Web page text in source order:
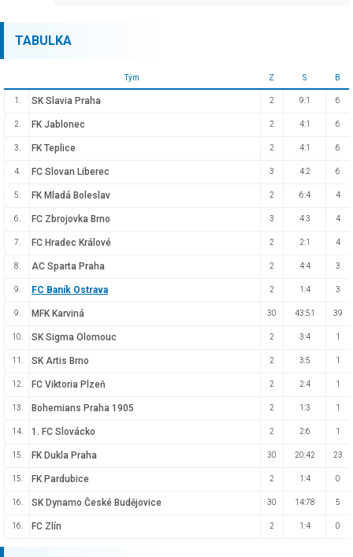
TABULKA
Tým Z S B
1. SK Slavia Praha 2 9:1 6
2. FK Jablonec 2 4:1 6
3. FK Teplice 2 4:1 6
4. FC Slovan Liberec 3 4:2 6
5. FK Mladá Boleslav 2 6:4 4
6. FC Zbrojovka Brno 3 4:3 4
7. FC Hradec Králové 2 2:1 4
8. AC Sparta Praha 2 4:4 3
9. FC Baník Ostrava 2 1:4 3
9. MFK Karviná 30 43:51 39
10. SK Sigma Olomouc 2 3:4 1
11. SK Artis Brno 2 3:5 1
12. FC Viktoria Plzeň 2 2:4 1
13. Bohemians Praha 1905 2 1:3 1
14. 1. FC Slovácko 2 2:6 1
15. FK Dukla Praha 30 20:42 23
15. FK Pardubice 2 1:4 0
16. SK Dynamo České Budějovice 30 14:78 5
16. FC Zlín 2 1:4 0